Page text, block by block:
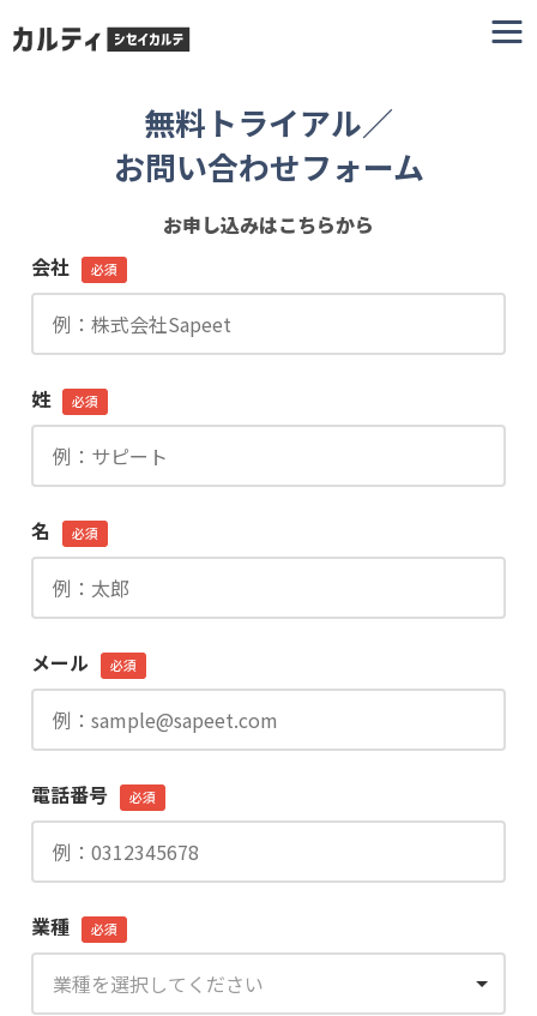
無料トライアル／
お問い合わせフォーム
お申し込みはこちらから
会社
必須
姓 必須
名 必須
メール 必須
電話番号 必須
業種 必須